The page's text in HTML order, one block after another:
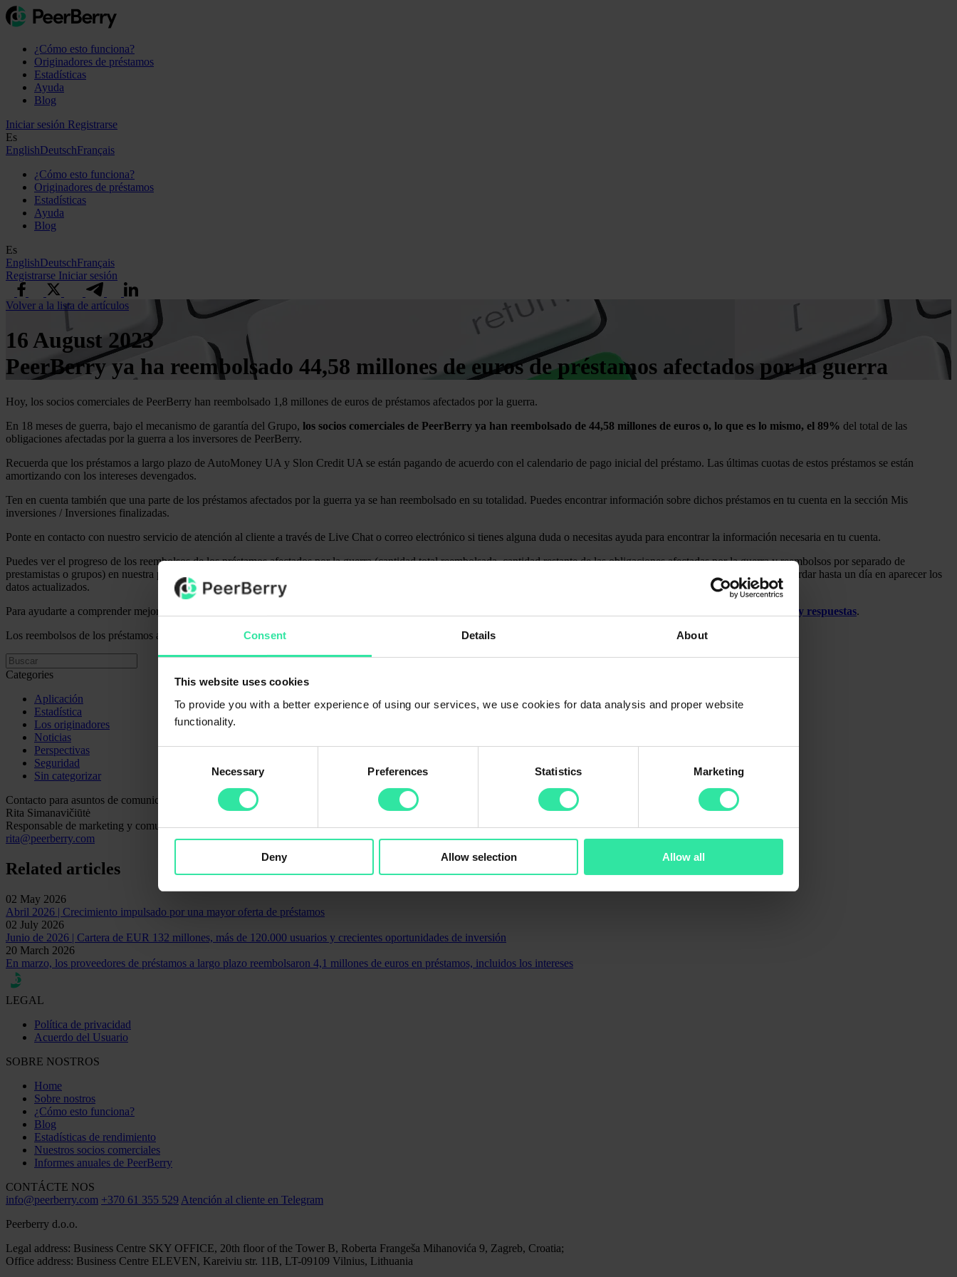
Consent Details About
This website uses cookies
To provide you with a better experience of using our services, we use cookies for data analysis and proper website
functionality.
Necessary Preferences Statistics Marketing
Deny Allow selection Allow all
¿Cómo esto funciona?
Originadores de préstamos
Estadísticas
Ayuda
Blog
Iniciar sesión Registrarse
Es
EnglishDeutschFrançais
¿Cómo esto funciona?
Originadores de préstamos
Estadísticas
Ayuda
Blog
Es
EnglishDeutschFrançais
Registrarse Iniciar sesión
Volver a la lista de artículos
16 August 2023
PeerBerry ya ha reembolsado 44,58 millones de euros de préstamos afectados por la guerra
Hoy, los socios comerciales de PeerBerry han reembolsado 1,8 millones de euros de préstamos afectados por la guerra.
En 18 meses de guerra, bajo el mecanismo de garantía del Grupo, los socios comerciales de PeerBerry ya han reembolsado de 44,58 millones de euros o, lo que es lo mismo, el 89% del total de las
obligaciones afectadas por la guerra a los inversores de PeerBerry.
Recuerda que los préstamos a largo plazo de AutoMoney UA y Slon Credit UA se están pagando de acuerdo con el calendario de pago inicial del préstamo. Las últimas cuotas de estos préstamos se están
amortizando con los intereses devengados.
Ten en cuenta también que una parte de los préstamos afectados por la guerra ya se han reembolsado en su totalidad. Puedes encontrar información sobre dichos préstamos en tu cuenta en la sección Mis
inversiones / Inversiones finalizadas.
Ponte en contacto con nuestro servicio de atención al cliente a través de Live Chat o correo electrónico si tienes alguna duda o necesitas ayuda para encontrar la información necesaria en tu cuenta.
Puedes ver el progreso de los reembolsos de los préstamos afectados por la guerra (cantidad total reembolsada, cantidad restante de las obligaciones afectadas por la guerra y reembolsos por separado de
prestamistas o grupos) en nuestra página de “
” en nuestra web. Ten en cuenta que la información en la página Estadísticas no se actualiza instantáneamente; puede tardar hasta un día en aparecer los
datos actualizados.
Para ayudarte a comprender mejor cómo se realizan los reembolsos de los préstamos afectados por la guerra y dónde encontrar la información que necesitas, lee estas
preguntas y respuestas.
Los reembolsos de los préstamos afectados por la guerra se realizan mensualmente a mediados de mes.
Categories
Aplicación
Estadística
Los originadores
Noticias
Perspectivas
Seguridad
Sin categorizar
Contacto para asuntos de comunicación
Rita Simanavičiūtė
Responsable de marketing y comunicaciones
rita@peerberry.com
Related articles
02 May 2026
Abril 2026 | Crecimiento impulsado por una mayor oferta de préstamos
02 July 2026
Junio de 2026 | Cartera de EUR 132 millones, más de 120.000 usuarios y crecientes oportunidades de inversión
20 March 2026
En marzo, los proveedores de préstamos a largo plazo reembolsaron 4,1 millones de euros en préstamos, incluidos los intereses
LEGAL
Política de privacidad
Acuerdo del Usuario
SOBRE NOSTROS
Home
Sobre nostros
¿Cómo esto funciona?
Blog
Estadísticas de rendimiento
Nuestros socios comerciales
Informes anuales de PeerBerry
CONTÁCTE NOS
info@peerberry.com +370 61 355 529 Atención al cliente en Telegram
Peerberry d.o.o.
Legal address: Business Centre SKY OFFICE, 20th floor of the Tower B, Roberta Frangeša Mihanovića 9, Zagreb, Croatia;
Office address: Business Centre ELEVEN, Kareiviu str. 11B, LT-09109 Vilnius, Lithuania